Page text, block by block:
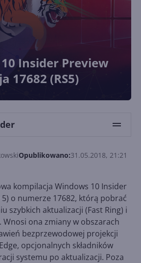
Insider Preview
17682 (RS5)
Opublikowano:31.05.2018, 21:21
kompilacja Windows 10 Insider
o numerze 17682, którą pobrać
szybkich aktualizacji (Fast Ring) i
Wnosi ona zmiany w obszarach
bezprzewodowej projekcji
opcjonalnych składników
systemu po aktualizacji. Poza